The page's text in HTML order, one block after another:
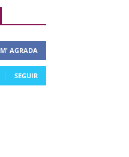
M' AGRADA
SEGUIR